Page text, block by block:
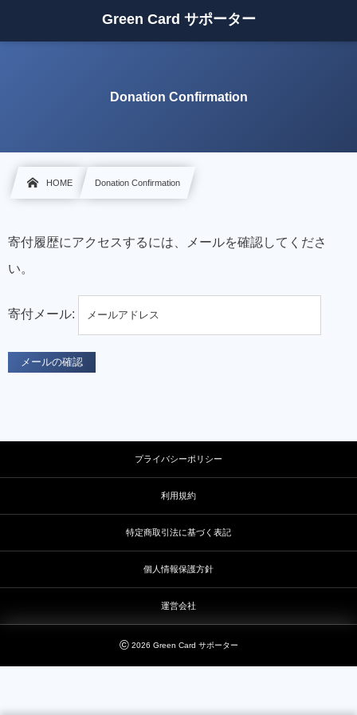
Green Card サポーター
Donation Confirmation
HOME Donation Confirmation
寄付履歴にアクセスするには、メールを確認してくださ
い。
寄付メール:
プライバシーポリシー
利用規約
特定商取引法に基づく表記
個人情報保護方針
運営会社
©2026 Green Card サポーター